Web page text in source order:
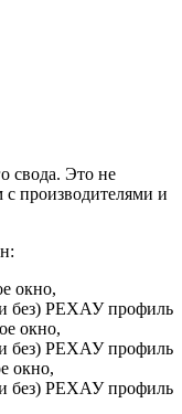
свода. Это не
производителями и
окно,
без) РЕХАУ профиль
окно,
без) РЕХАУ профиль
окно,
без) РЕХАУ профиль